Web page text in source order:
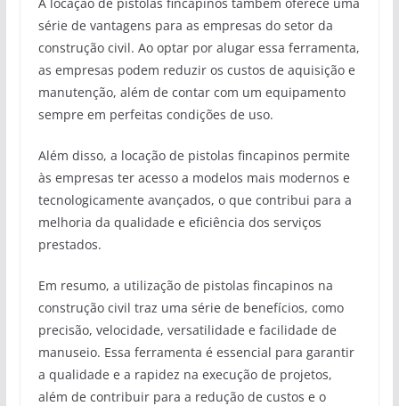
série de vantagens para as empresas do setor da
construção civil. Ao optar por alugar essa ferramenta,
as empresas podem reduzir os custos de aquisição e
manutenção, além de contar com um equipamento
sempre em perfeitas condições de uso.
Além disso, a locação de pistolas fincapinos permite
às empresas ter acesso a modelos mais modernos e
tecnologicamente avançados, o que contribui para a
melhoria da qualidade e eficiência dos serviços
prestados.
Em resumo, a utilização de pistolas fincapinos na
construção civil traz uma série de benefícios, como
precisão, velocidade, versatilidade e facilidade de
manuseio. Essa ferramenta é essencial para garantir
a qualidade e a rapidez na execução de projetos,
além de contribuir para a redução de custos e o